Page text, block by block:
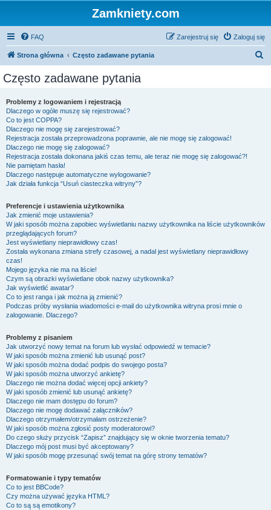
Zamkniety.com
FAQ Zaloguj się
Zarejestruj się
Strona główna Często zadawane pytania
Często zadawane pytania
Problemy z logowaniem i rejestracją
Dlaczego w ogóle muszę się rejestrować?
Co to jest COPPA?
Dlaczego nie mogę się zarejestrować?
Rejestracja została przeprowadzona poprawnie, ale nie mogę się zalogować!
Dlaczego nie mogę się zalogować?
Rejestracja została dokonana jakiś czas temu, ale teraz nie mogę się zalogować?!
Nie pamiętam hasła!
Dlaczego następuje automatyczne wylogowanie?
Jak działa funkcja “Usuń ciasteczka witryny”?
Preferencje i ustawienia użytkownika
Jak zmienić moje ustawienia?
W jaki sposób można zapobiec wyświetlaniu nazwy użytkownika na liście użytkowników
przeglądających forum?
Jest wyświetlany nieprawidłowy czas!
Została wykonana zmiana strefy czasowej, a nadal jest wyświetlany nieprawidłowy
czas!
Mojego języka nie ma na liście!
Czym są obrazki wyświetlane obok nazwy użytkownika?
Jak wyświetlić awatar?
Co to jest ranga i jak można ją zmienić?
Podczas próby wysłania wiadomości e-mail do użytkownika witryna prosi mnie o
zalogowanie. Dlaczego?
Problemy z pisaniem
Jak utworzyć nowy temat na forum lub wysłać odpowiedź w temacie?
W jaki sposób można zmienić lub usunąć post?
W jaki sposób można dodać podpis do swojego posta?
W jaki sposób można utworzyć ankietę?
Dlaczego nie można dodać więcej opcji ankiety?
W jaki sposób zmienić lub usunąć ankietę?
Dlaczego nie mam dostępu do forum?
Dlaczego nie mogę dodawać załączników?
Dlaczego otrzymałem/otrzymałam ostrzeżenie?
W jaki sposób można zgłosić posty moderatorowi?
Do czego służy przycisk “Zapisz” znajdujący się w oknie tworzenia tematu?
Dlaczego mój post musi być akceptowany?
W jaki sposób mogę przesunąć swój temat na górę strony tematów?
Formatowanie i typy tematów
Co to jest BBCode?
Czy można używać języka HTML?
Co to są są emotikony?